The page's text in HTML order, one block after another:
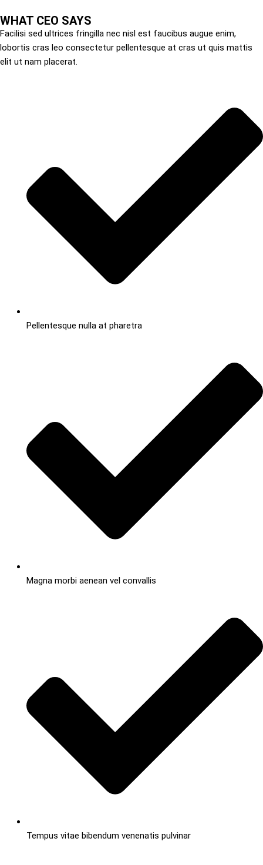
WHAT CEO SAYS
Facilisi sed ultrices fringilla nec nisl est faucibus augue enim,
lobortis cras leo consectetur pellentesque at cras ut quis mattis
elit ut nam placerat.
Pellentesque nulla at pharetra
Magna morbi aenean vel convallis
Tempus vitae bibendum venenatis pulvinar